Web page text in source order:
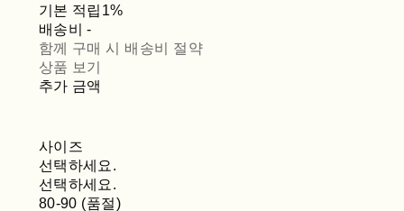
기본 적립 1%
배송비-
함께 구매 시 배송비 절약
상품 보기
추가 금액
사이즈
선택하세요.
선택하세요.
80-90 (품절)